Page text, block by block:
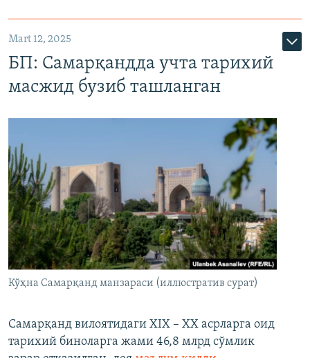
Mart 12, 2025
БП: Самарқандда учта тарихий
масжид бузиб ташланган
Кўҳна Самарқанд манзараси (иллюстратив сурат)
Самарқанд вилоятидаги XIX – XX асрларга оид
тарихий биноларга жами 46,8 млрд сўмлик